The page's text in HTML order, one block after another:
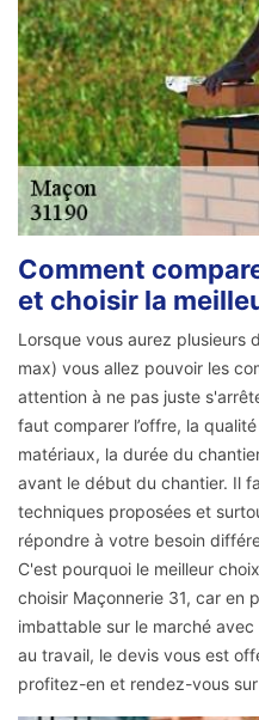
Comment
et choisir la
Lorsque vous aurez plusieurs
max) vous allez pouvoir les
attention à ne pas juste
faut comparer l’offre, la
matériaux, la durée du
avant le début du chantier. Il
techniques proposées et
répondre à votre besoin
C'est pourquoi le meilleur
choisir Maçonnerie 31, car en
imbattable sur le marché
au travail, le devis vous est
profitez-en et rendez-vous